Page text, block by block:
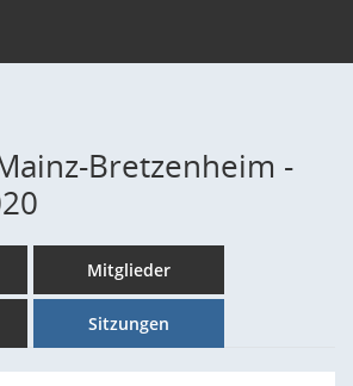
Bretzenheim -
Mitglieder
Sitzungen